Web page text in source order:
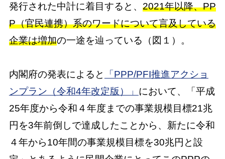
発行された中計に着目すると、 2021年以降、PP
P（官民連携）系のワードについて言及している
企業は増加の一途を辿っている（図１）。
内閣府の発表によると
「PPP/PFI推進アクショ
ンプラン（令和4年改定版）」 において、「平成
25年度から令和４年度までの事業規模目標21兆
円を3年前倒しで達成したことから、新たに令和
４年から10年間の事業規模目標を30兆円と設